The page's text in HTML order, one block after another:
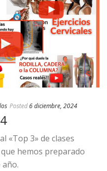
Posted6 diciembre, 2024
«Top 3» de clases
hemos preparado